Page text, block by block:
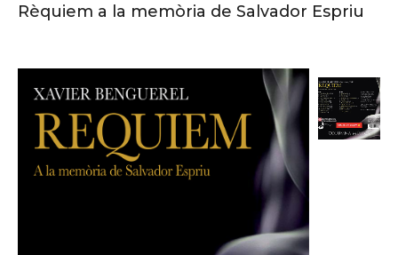
Rèquiem a la memòria de Salvador Espriu